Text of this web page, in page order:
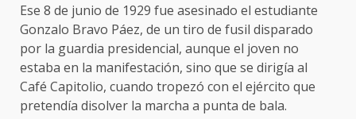
Ese 8 de junio de 1929 fue asesinado el estudiante
Gonzalo Bravo Páez, de un tiro de fusil disparado
por la guardia presidencial, aunque el joven no
estaba en la manifestación, sino que se dirigía al
Café Capitolio, cuando tropezó con el ejército que
pretendía disolver la marcha a punta de bala.